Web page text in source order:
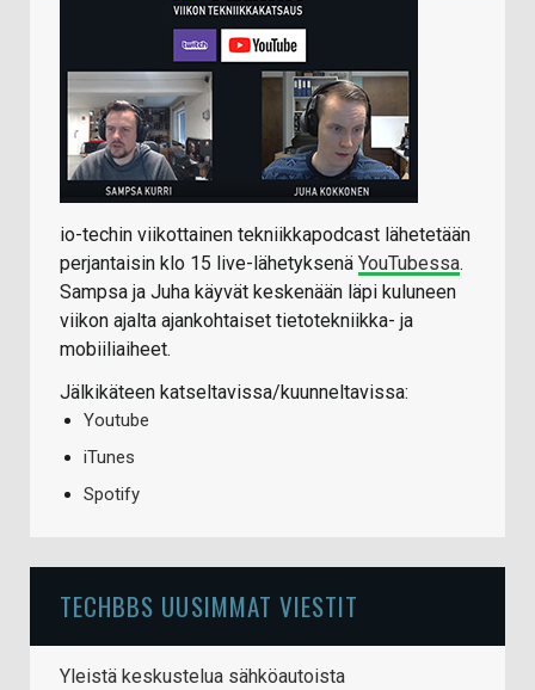
io-techin viikottainen tekniikkapodcast lähetetään
perjantaisin klo 15 live-lähetyksenä YouTubessa.
Sampsa ja Juha käyvät keskenään läpi kuluneen
viikon ajalta ajankohtaiset tietotekniikka- ja
mobiiliaiheet.
Jälkikäteen katseltavissa/kuunneltavissa:
Youtube
iTunes
Spotify
TECHBBS UUSIMMAT VIESTIT
Yleistä keskustelua sähköautoista